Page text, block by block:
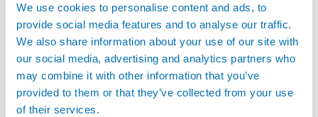
We use cookies to personalise content and ads, to
provide social media features and to analyse our traffic.
We also share information about your use of our site with
our social media, advertising and analytics partners who
may combine it with other information that you’ve
provided to them or that they’ve collected from your use
of their services.
E9066T™ - Lüfterloser Industrie-Panel-PC